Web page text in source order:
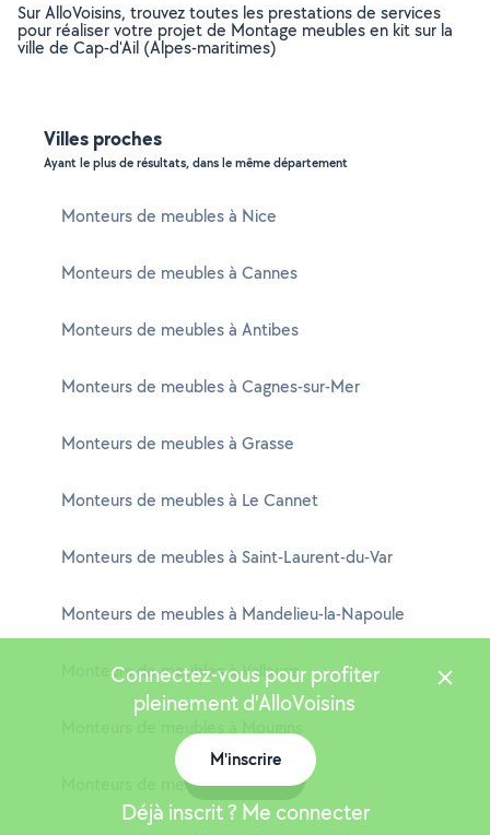
Sur AlloVoisins, trouvez toutes les prestations de services
pour réaliser votre projet de Montage meubles en kit sur la
ville de Cap-d'Ail (Alpes-maritimes)
Villes proches
Ayant le plus de résultats, dans le même département
Monteurs de meubles à Nice
Monteurs de meubles à Cannes
Monteurs de meubles à Antibes
Monteurs de meubles à Cagnes-sur-Mer
Monteurs de meubles à Grasse
Monteurs de meubles à Le Cannet
Monteurs de meubles à Saint-Laurent-du-Var
Monteurs de meubles à Mandelieu-la-Napoule
Monteurs de meubles à Vallauris
Monteurs de meubles à Vence
Connectez-vous pour profiter
pleinement d'AlloVoisins
M'inscrire
Déjà inscrit ? Me connecter